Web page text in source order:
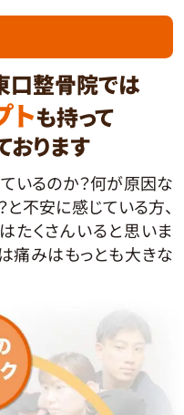
口整骨院では
トも持って
おります
いるのか？何が原因な
と不安に感じている方、
たくさんいると思いま
痛みはもっとも大きな